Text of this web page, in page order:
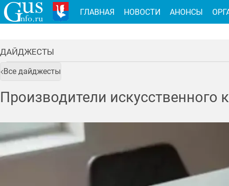
ДАЙДЖЕСТЫ
Все дайджесты
Производители
ГЛАВНАЯ НОВОСТИ АНОНСЫ